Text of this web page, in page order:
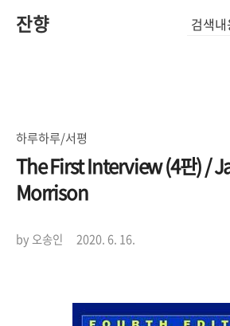
잔향
하루하루/서평
The First Interview (4판) /
Morrison
by 오송인 2020. 6. 16.